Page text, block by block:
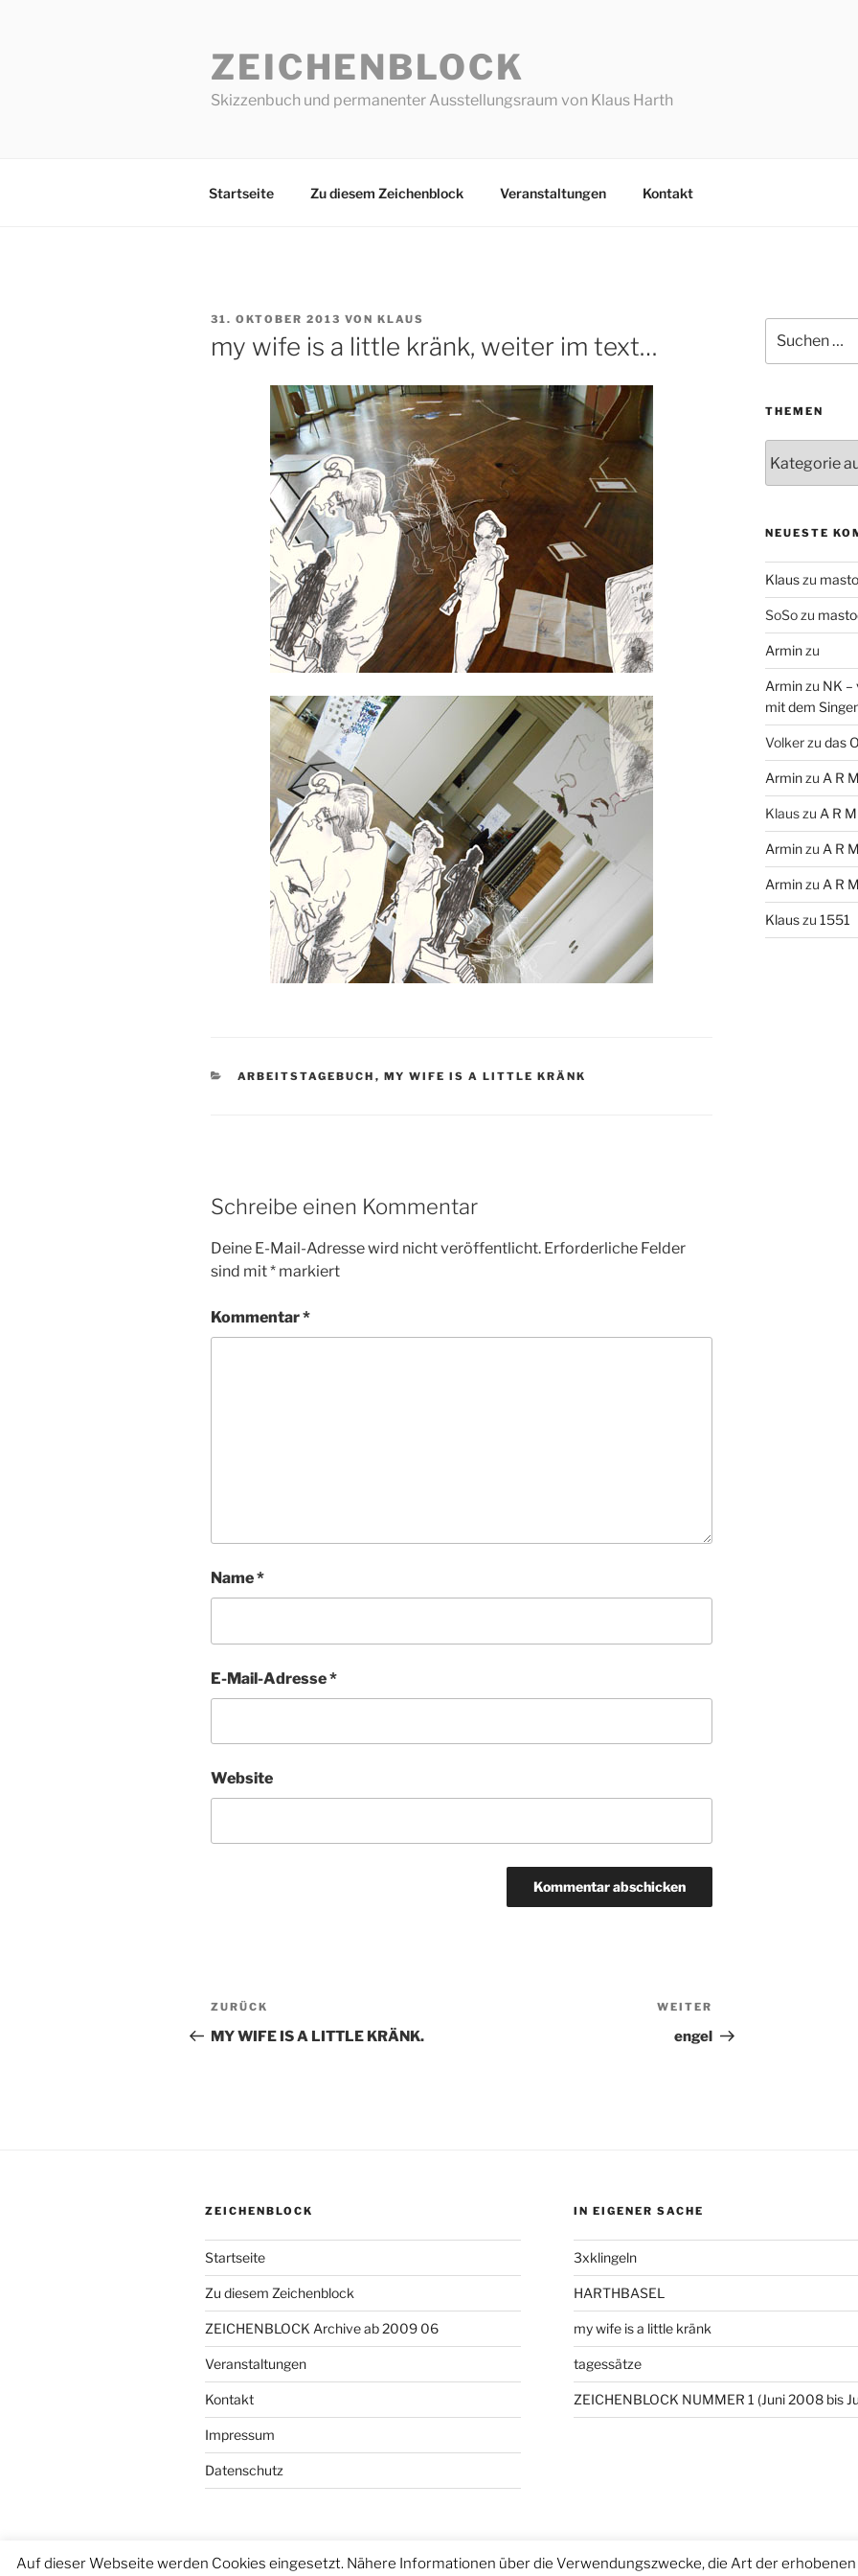
ZEICHENBLOCK
Skizzenbuch und permanenter Ausstellungsraum von Klaus Harth
Startseite Zu diesem Zeichenblock Veranstaltungen Kontakt
VERÖFFENTLICHT
31. OKTOBER 2013 VON KLAUS
my wife is a little kränk, weiter im text…
KATEGORIEN
ARBEITSTAGEBUCH , MY WIFE IS A LITTLE KRÄNK
Schreibe einen Kommentar
Deine E-Mail-Adresse wird nicht veröffentlicht. Erforderliche Felder
sind mit* markiert
Kommentar*
Name*
E-Mail-Adresse*
Website
Beitragsnavigation
Vorheriger
Beitrag
ZURÜCK
MY WIFE IS A LITTLE KRÄNK.
Beitrag
WEITER
engel
nach:
THEMEN
NEUESTE
Klauszu
SoSozu
Arminzu
Arminzu NK –
mit dem
Volkerzu das
Arminzu A R
Klauszu A R
Arminzu A R
Arminzu A R
Klauszu 1551
ZEICHENBLOCK
Startseite
Zu diesem Zeichenblock
ZEICHENBLOCK Archive ab 2009 06
Veranstaltungen
Kontakt
Impressum
Datenschutz
IN EIGENER SACHE
3xklingeln
HARTHBASEL
my wife is a little kränk
tagessätze
ZEICHENBLOCK NUMMER 1 (Juni 2008 bis
Auf dieser Webseite werden Cookies eingesetzt. Nähere Informationen über die Verwendungszwecke, die Art der